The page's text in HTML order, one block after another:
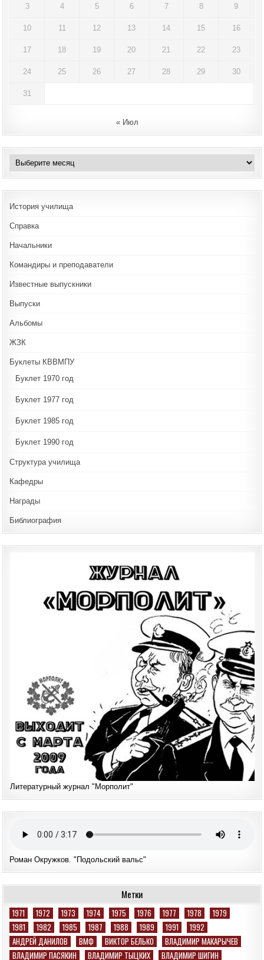
3 4 5 6 7 8 9
10 11 12 13 14 15 16
17 18 19 20 21 22 23
24 25 26 27 28 29 30
31
« Июл
Архивы
История училища
Справка
Начальники
Командиры и преподаватели
Известные выпускники
Выпуски
Альбомы
ЖЗК
Буклеты КВВМПУ
Буклет 1970 год
Буклет 1977 год
Буклет 1985 год
Буклет 1990 год
Структура училища
Кафедры
Награды
Библиография
Литературный журнал "Морполит"
Роман Окружков. "Подольский вальс"
Метки
1971 1972 1973 1974 1975 1976 1977 1978
1979
1981
1982 1985 1987 1988 1989 1991
1992
АНДРЕЙ ДАНИЛОВ
ВМФ ВИКТОР БЕЛЬКО
ВЛАДИМИР МАКАРЫЧЕВ
ВЛАДИМИР ПАСЯКИН
ВЛАДИМИР ТЫЦКИХ ВЛАДИМИР ШИГИН